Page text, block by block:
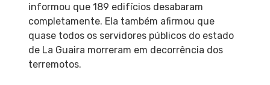
informou que 189 edifícios desabaram
completamente. Ela também afirmou que
quase todos os servidores públicos do estado
de La Guaira morreram em decorrência dos
terremotos.